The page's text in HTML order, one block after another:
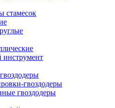
стамесок
гвоздодеры
гвоздодеры